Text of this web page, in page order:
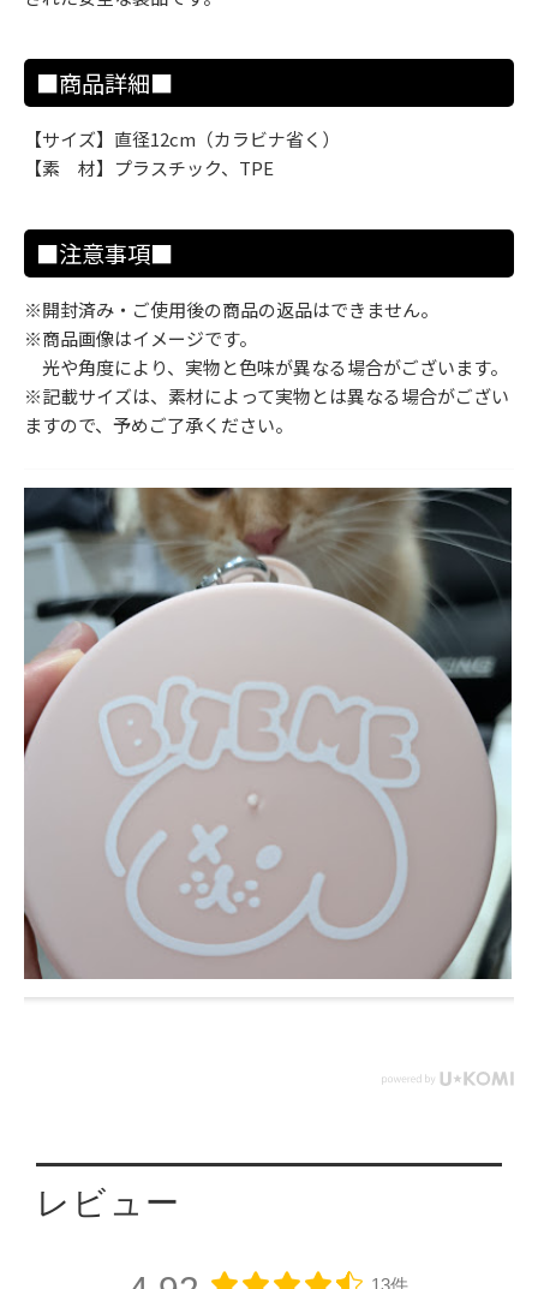
■商品詳細■
【サイズ】直径12cm（カラビナ省く）
【素 材】プラスチック、TPE
■注意事項■
※開封済み・ご使用後の商品の返品はできません。
※商品画像はイメージです。
光や角度により、実物と色味が異なる場合がございます。
※記載サイズは、素材によって実物とは異なる場合がござい
ますので、予めご了承ください。
レビュー
13件